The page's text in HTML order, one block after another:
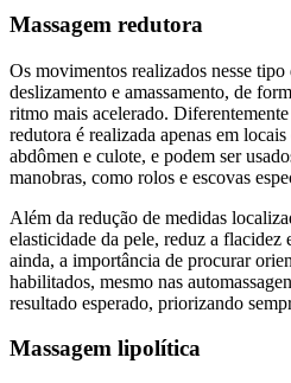
Massagem redutora
Os movimentos realizados nesse tipo
deslizamento e amassamento, de
ritmo mais acelerado.
redutora é realizada apenas em
abdômen e culote, e podem ser
manobras, como rolos e escovas
Além da redução de medidas
elasticidade da pele, reduz a flacidez
ainda, a importância de procurar
habilitados, mesmo nas
resultado esperado, priorizando
Massagem lipolítica